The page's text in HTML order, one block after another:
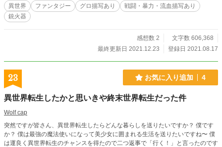
異世界 ファンタジー グロ描写あり
戦闘・暴力・流血描写あり
銃火器
感想数 2
文字数 606,368
最終更新日 2021.12.23
登録日 2021.08.17
23 お気に入り追加 4
異世界転生したかと思いきや終末世界転生だった件
Wolf cap
突然ですが皆さん、異世界転生したらどんな暮らしを送りたいですか？ 僕です
か？ 僕は最強の魔法使いになって美少女に囲まれる生活を送りたいですね〜 僕
は運良く異世界転生のチャンスを得たので二つ返事で「行く！」と言ったのです